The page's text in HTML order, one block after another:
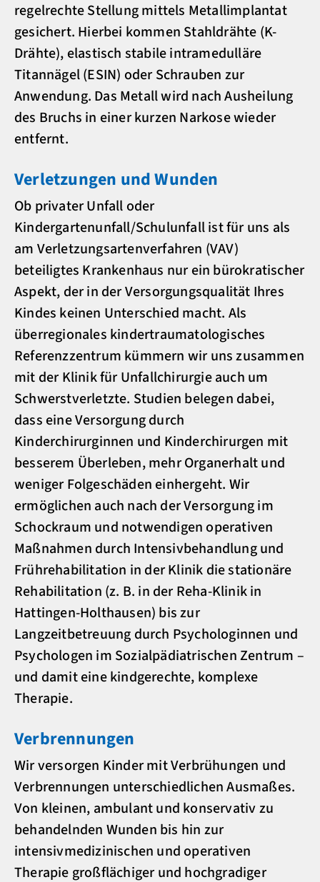
regelrechte Stellung mittels Metallimplantat
gesichert. Hierbei kommen Stahldrähte (K-
Drähte), elastisch stabile intramedulläre
Titannägel (ESIN) oder Schrauben zur
Anwendung. Das Metall wird nach Ausheilung
des Bruchs in einer kurzen Narkose wieder
entfernt.
Verletzungen und Wunden
Ob privater Unfall oder
Kindergartenunfall/Schulunfall ist für uns als
am Verletzungsartenverfahren (VAV)
beteiligtes Krankenhaus nur ein bürokratischer
Aspekt, der in der Versorgungsqualität Ihres
Kindes keinen Unterschied macht. Als
überregionales kindertraumatologisches
Referenzzentrum kümmern wir uns zusammen
mit der Klinik für Unfallchirurgie auch um
Schwerstverletzte. Studien belegen dabei,
dass eine Versorgung durch
Kinderchirurginnen und Kinderchirurgen mit
besserem Überleben, mehr Organerhalt und
weniger Folgeschäden einhergeht. Wir
ermöglichen auch nach der Versorgung im
Schockraum und notwendigen operativen
Maßnahmen durch Intensivbehandlung und
Frührehabilitation in der Klinik die stationäre
Rehabilitation (z. B. in der Reha-Klinik in
Hattingen-Holthausen) bis zur
Langzeitbetreuung durch Psychologinnen und
Psychologen im Sozialpädiatrischen Zentrum –
und damit eine kindgerechte, komplexe
Therapie.
Verbrennungen
Wir versorgen Kinder mit Verbrühungen und
Verbrennungen unterschiedlichen Ausmaßes.
Von kleinen, ambulant und konservativ zu
behandelnden Wunden bis hin zur
intensivmedizinischen und operativen
Therapie großflächiger und hochgradiger